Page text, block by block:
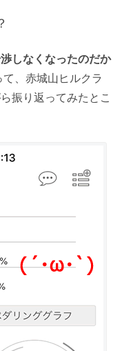
しなくなったのだか
て、赤城山ヒルクラ
振り返ってみたとこ